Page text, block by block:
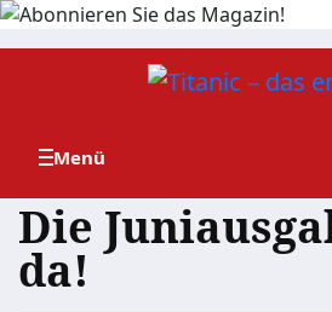
Zum
Die
da!